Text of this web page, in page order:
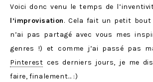
Voici donc venu le temps de
l’improvisation. Cela fait un petit bout
n’ai pas partagé avec vous mes
genres !) et comme j’ai passé pas
Pinterest ces derniers jours, je me
faire, finalement… :)